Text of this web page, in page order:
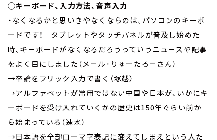
◯キーボード、入力方法、音声入力
・なくなるかと思いきやなくならのは、パソコンのキーボ
ードです！ タブレットやタッチパネルが普及し始めた
時、キーボードがなくなるだろうっていうニュースや記事
をよく目にしました（メール・りゅーたろーさん）
→卒論をフリック入力で書く（塚越）
→アルファベットが常用ではない中国や日本が、いかにキ
ーボードを受け入れていくかの歴史は150年ぐらい前か
ら始まっている（速水）
→日本語を全部ローマ字表記に変えてしまえという人た